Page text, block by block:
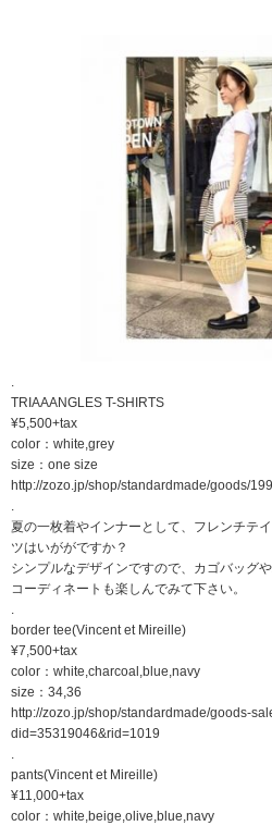
TRIAAANGLES T-SHIRTS
¥5,500+tax
color：white,grey
size：one size
http://zozo.jp/shop/standardmade/goods/
夏の一枚着やインナーとして、フレンチテ
ツはいががですか？
シンプルなデザインですので、カゴバッグ
コーディネートも楽しんでみて下さい。
border tee(Vincent et Mireille)
¥7,500+tax
color：white,charcoal,blue,navy
size：34,36
http://zozo.jp/shop/standardmade/goods-
did=35319046&rid=1019
pants(Vincent et Mireille)
¥11,000+tax
color：white,beige,olive,blue,navy